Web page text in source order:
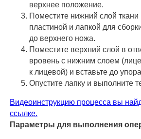
верхнее положение.
Поместите нижний слой
пластиной и лапкой для
до верхнего ножа.
Поместите верхний слой в
вровень с нижним слоем
к лицевой) и вставьте до
Опустите лапку и выполните
Видеоинструкцию процесса вы
ссылке.
Параметры для выполнения